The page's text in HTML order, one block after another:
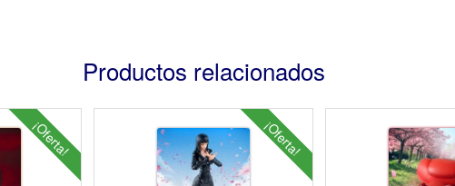
Productos relacionados
¡Oferta! ¡Oferta!